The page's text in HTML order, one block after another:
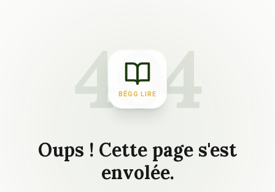
404
BËGG LIRE
Oups ! Cette page s'est
envolée.